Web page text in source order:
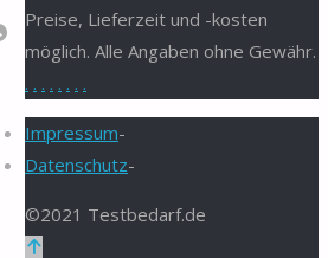
Preise, Lieferzeit und -kosten
möglich. Alle Angaben ohne Gewähr.
. . . . . . . .
Impressum-
Datenschutz-
©2021 Testbedarf.de
Zurück